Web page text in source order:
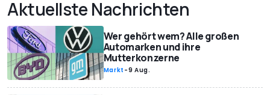
Aktuellste Nachrichten
Wer gehört wem? Alle großen
Automarken und ihre
Mutterkonzerne
Markt -9 Aug.